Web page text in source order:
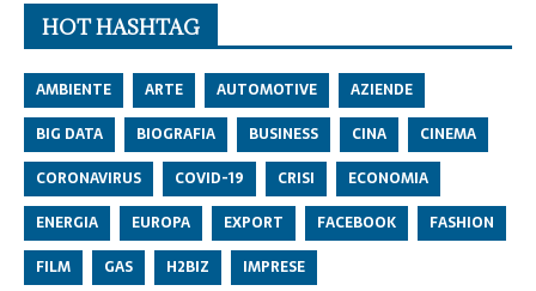
HOT HASHTAG
AMBIENTE ARTE AUTOMOTIVE
AZIENDE
BIG DATA
BIOGRAFIA BUSINESS CINA
CINEMA
CORONAVIRUS
COVID-19 CRISI
ECONOMIA
ENERGIA
EUROPA EXPORT FACEBOOK
FASHION
FILM
GAS H2BIZ
IMPRESE